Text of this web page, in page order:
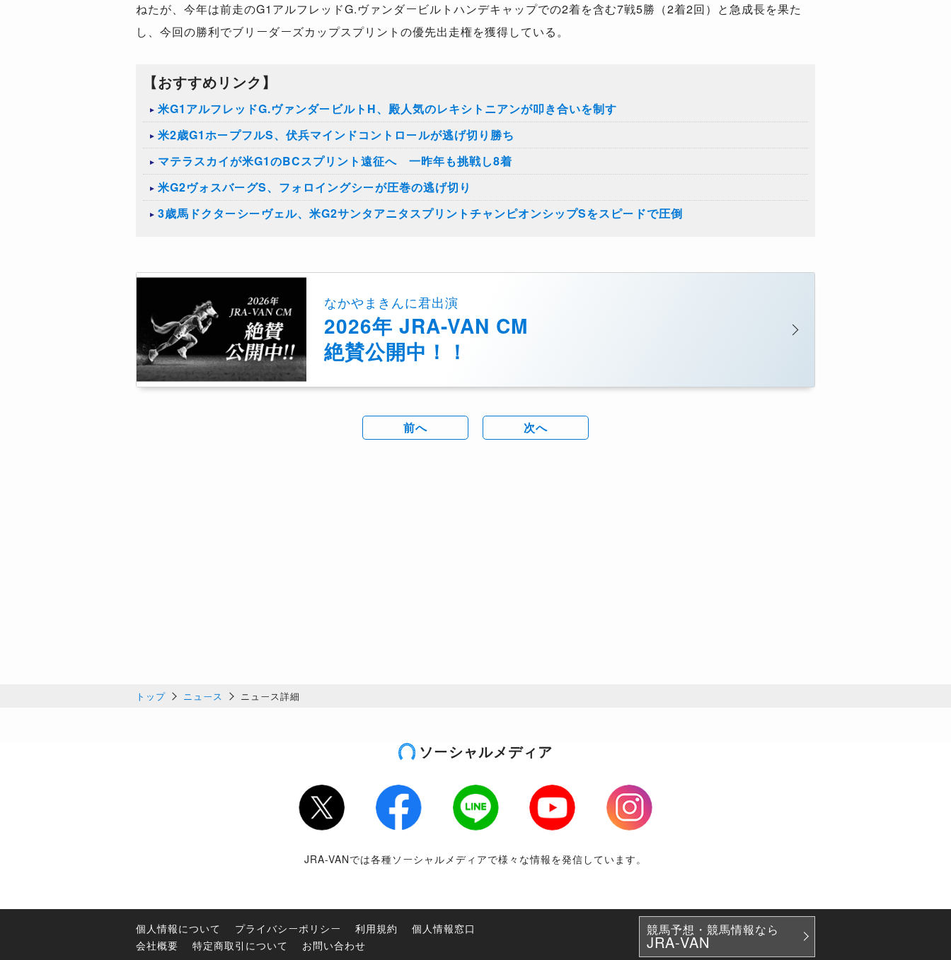
ねたが、今年は前走のG1アルフレッドG.ヴァンダービルトハンデキャップでの2着を含む7戦5勝（2着2回）と急成長を果た
し、今回の勝利でブリーダーズカップスプリントの優先出走権を獲得している。
【おすすめリンク】
米G1アルフレッドG.ヴァンダービルトH、殿人気のレキシトニアンが叩き合いを制す
米2歳G1ホープフルS、伏兵マインドコントロールが逃げ切り勝ち
マテラスカイが米G1のBCスプリント遠征へ 一昨年も挑戦し8着
米G2ヴォスバーグS、フォロイングシーが圧巻の逃げ切り
3歳馬ドクターシーヴェル、米G2サンタアニタスプリントチャンピオンシップSをスピードで圧倒
なかやまきんに君出演
2026年 JRA-VAN CM
絶賛公開中！！
前へ 次へ
トップ ニュース ニュース詳細
ソーシャルメディア
Twitter Facebook LINE Youtube
Instagram
JRA-VANでは各種ソーシャルメディアで様々な情報を発信しています。
個人情報について プライバシーポリシー 利用規約
個人情報窓口
会社概要
特定商取引について お問い合わせ
競馬予想・競馬情報なら
JRA-VAN